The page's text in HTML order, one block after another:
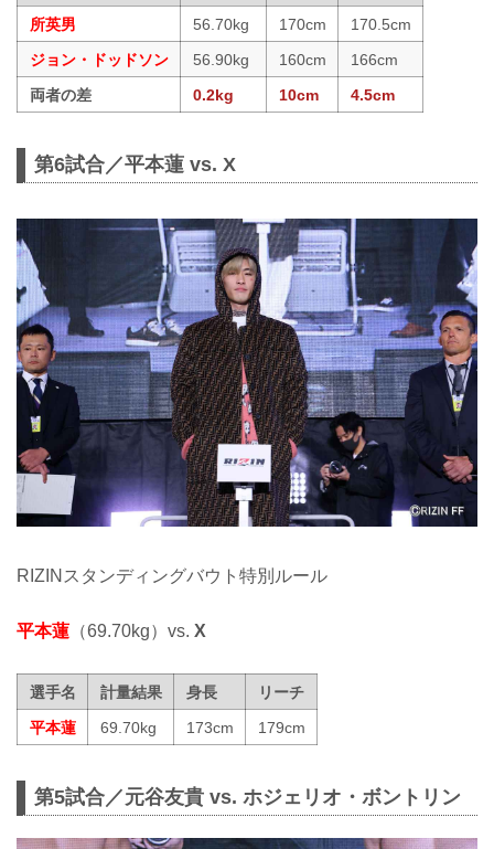
所英男
56.70kg 170cm
170.5cm
ジョン・ドッドソン
56.90kg 160cm
166cm
両者の差
0.2kg 10cm 4.5cm
第6試合／平本蓮 vs. X
RIZINスタンディングバウト特別ルール
平本蓮 （69.70kg）vs. X
選手名 計量結果 身長
リーチ
平本蓮
69.70kg 173cm 179cm
第5試合／元谷友貴 vs. ホジェリオ・ボントリン